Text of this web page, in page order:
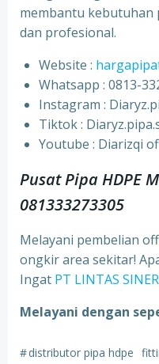
membantu kebutuhan
dan profesional.
Website :
Whatsapp : 0813-
⁠Instagram :
⁠Tiktok :
⁠Youtube : Diarizqi
Pusat Pipa HDPE
081333273305
Melayani pembelian
ongkir area sekitar!
Ingat PT LINTAS
Melayani dengan
#distributor pipa hdpe